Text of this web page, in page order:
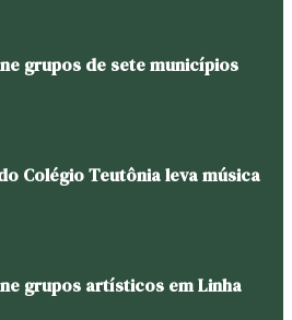
grupos de sete municípios
Colégio Teutônia leva música
grupos artísticos em Linha